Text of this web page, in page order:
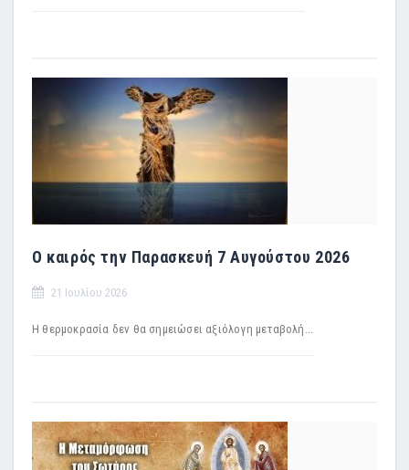
Ο καιρός την Παρασκευή 7 Αυγούστου 2026
21 Ιουλίου 2026
Η θερμοκρασία δεν θα σημειώσει αξιόλογη μεταβολή...